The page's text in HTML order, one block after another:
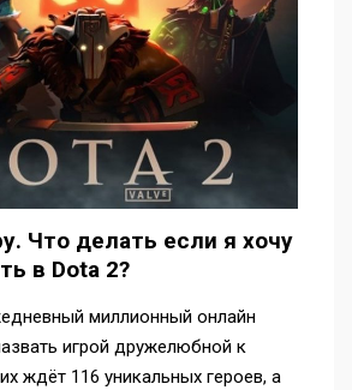
Что делать если я хочу
в Dota 2?
миллионный онлайн
игрой дружелюбной к
ждёт 116 уникальных героев, а